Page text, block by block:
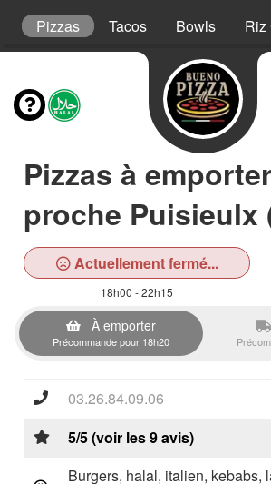
Pizzas Tacos Bowls Riz
Pizzas à emporter
proche Puisieulx
Actuellement fermé...
18h00 - 22h15
À emporter
Précommande pour 18h20
03.26.84.09.06
5/5 (voir les 9 avis)
Burgers, halal, italien, kebabs,